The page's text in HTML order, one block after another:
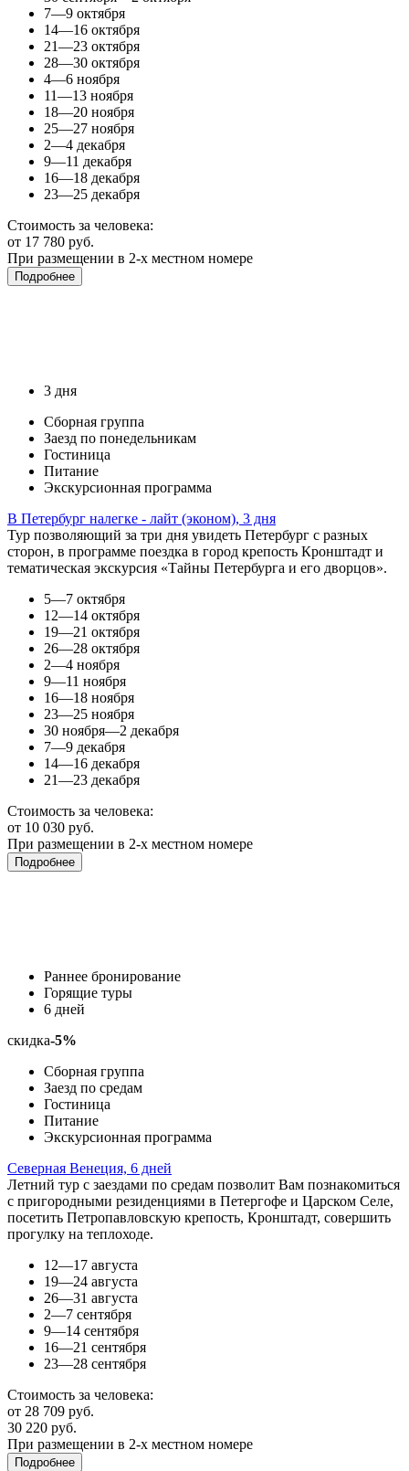
7—9 октября
14—16 октября
21—23 октября
28—30 октября
4—6 ноября
11—13 ноября
18—20 ноября
25—27 ноября
2—4 декабря
9—11 декабря
16—18 декабря
23—25 декабря
Стоимость за человека:
от 17 780 руб.
При размещении в 2-х местном номере
Подробнее
3 дня
Сборная группа
Заезд по понедельникам
Гостиница
Питание
Экскурсионная программа
В Петербург налегке - лайт (эконом), 3 дня
Тур позволяющий за три дня увидеть Петербург с разных
сторон, в программе поездка в город крепость Кронштадт и
тематическая экскурсия «Тайны Петербурга и его дворцов».
5—7 октября
12—14 октября
19—21 октября
26—28 октября
2—4 ноября
9—11 ноября
16—18 ноября
23—25 ноября
30 ноября—2 декабря
7—9 декабря
14—16 декабря
21—23 декабря
Стоимость за человека:
от 10 030 руб.
При размещении в 2-х местном номере
Подробнее
Раннее бронирование
Горящие туры
6 дней
скидка-5%
Сборная группа
Заезд по средам
Гостиница
Питание
Экскурсионная программа
Северная Венеция, 6 дней
Летний тур с заездами по средам позволит Вам познакомиться
с пригородными резиденциями в Петергофе и Царском Селе,
посетить Петропавловскую крепость, Кронштадт, совершить
прогулку на теплоходе.
12—17 августа
19—24 августа
26—31 августа
2—7 сентября
9—14 сентября
16—21 сентября
23—28 сентября
Стоимость за человека:
от 28 709 руб.
30 220 руб.
При размещении в 2-х местном номере
Подробнее